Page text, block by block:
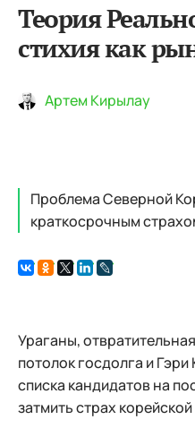
Теория
стихия как
Артем Кирылау
Проблема Северной
краткосрочным
Ураганы,
потолок госдолга и
списка кандидатов на
затмить страх